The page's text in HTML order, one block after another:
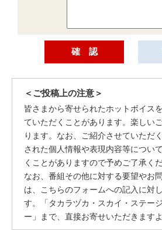
＜ご投稿上の注意＞
皆さまから寄せられたホットボイス
ていただくことがあります。楽しい
ります。なお、ご紹介させていただ
された個人情報や表現内容等につい
くことがありますので予めご了承くだ
なお、番組その他に対する要望やお
は、こちらのフォームへの記入に対
す。「タカラヅカ・スカイ・ステー
ー」まで、直接お寄せいただきます